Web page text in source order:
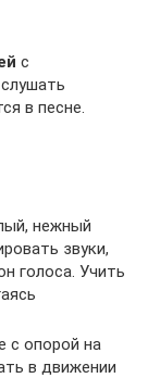
с
слушать
в песне.
нежный
звуки,
голоса. Учить
с опорой на
в движении